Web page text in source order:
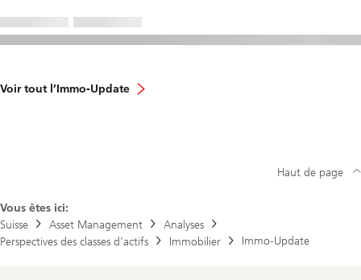
Voir tout l’Immo-Update
Vous êtes ici:
Suisse
Asset Management
Analyses
Perspectives des classes d’actifs
Immobilier Immo-Update
Haut de page